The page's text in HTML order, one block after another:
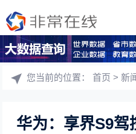
您当前的位置：首页 >新
华为：享界S9驾